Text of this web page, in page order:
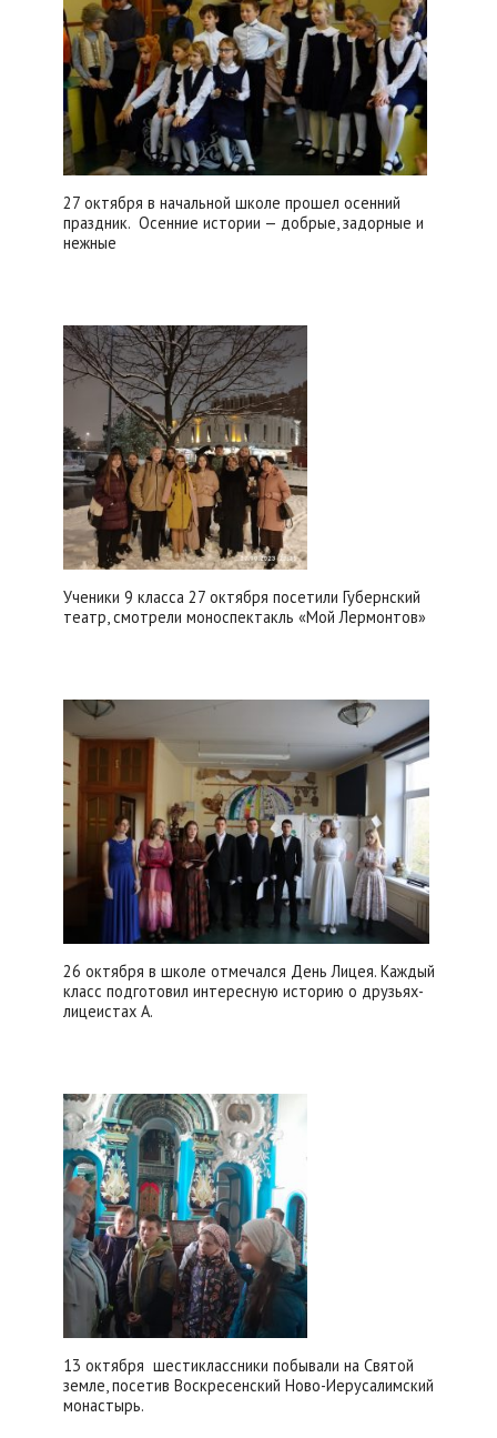
27 октября в начальной школе прошел осенний
праздник. Осенние истории — добрые, задорные и
нежные
Ученики 9 класса 27 октября посетили Губернский
театр, смотрели моноспектакль «Мой Лермонтов»
26 октября в школе отмечался День Лицея. Каждый
класс подготовил интересную историю о друзьях-
лицеистах А.
13 октября шестиклассники побывали на Святой
земле, посетив Воскресенский Ново-Иерусалимский
монастырь.